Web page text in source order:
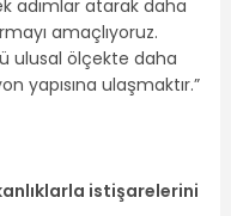
adımlar atarak daha
amaçlıyoruz.
ulusal ölçekte daha
yapısına ulaşmaktır.”
istişarelerini